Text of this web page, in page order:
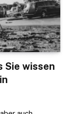
Sie wissen